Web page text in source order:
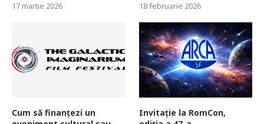
17 martie 2026 18 februarie 2026
Cum să finanțezi un
Invitație la RomCon,